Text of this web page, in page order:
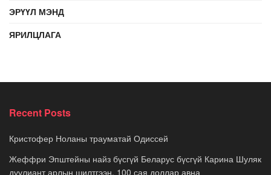
ЭРҮҮЛ МЭНД
ЯРИЛЦЛАГА
Recent Posts
Кристофер Ноланы трауматай Одиссей
Жеффри Эпштейны найз бүсгүй Беларус бүсгүй Карина Шуляк
дуулиант арлын шилтгээн, 100 сая доллар авна